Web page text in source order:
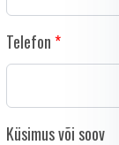
Telefon
Küsimus või soov